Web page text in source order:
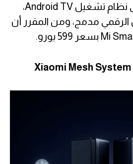
أيضاً يرتكز الجهاز على نظام تشغيل Android TV،
مدمج، ومن المقرر أن